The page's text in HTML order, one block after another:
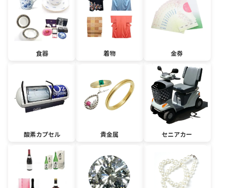
食器 着物 金券
酸素カプセル 貴金属 セニアカー